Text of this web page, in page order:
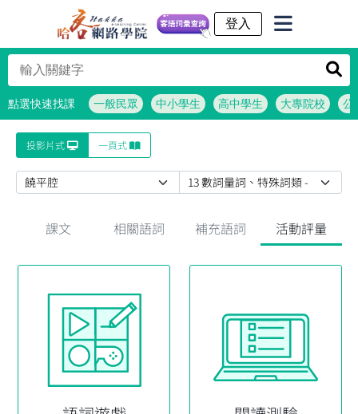
客語詞彙查詢
點選快速找課 一般民眾 中小學生 高中學生 大專院校 公
投影片式 一頁式
課文 相關語詞 補充語詞 活動評量